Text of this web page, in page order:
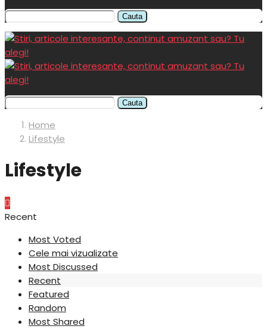
Cauta
Cauta
Home
Lifestyle
Lifestyle
Recent
Most Voted
Cele mai vizualizate
Most Discussed
Recent
Featured
Random
Most Shared